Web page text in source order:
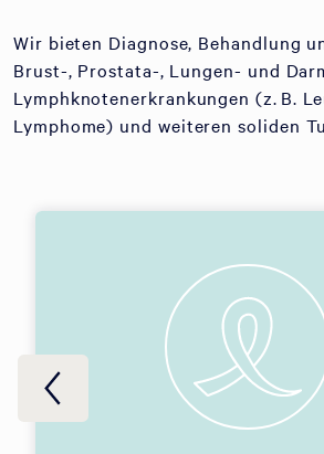
Wir bieten Diagnose, Behandlung
Brust-, Prostata-, Lungen- und
Lymphknotenerkrankungen (z. B.
Lymphome) und weiteren soliden